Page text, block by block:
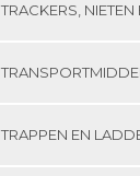
TRACKERS, NIETEN
TRAPPEN EN